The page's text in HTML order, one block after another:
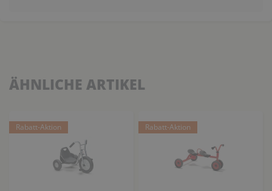
ÄHNLICHE ARTIKEL
Rabatt-Aktion Rabatt-Aktion